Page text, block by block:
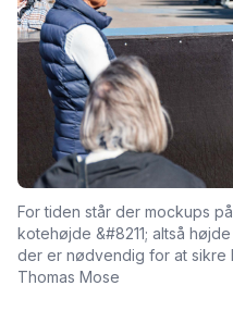
For tiden står der mockups
kotehøjde &#8211; altså
der er nødvendig for at sikre
Thomas Mose